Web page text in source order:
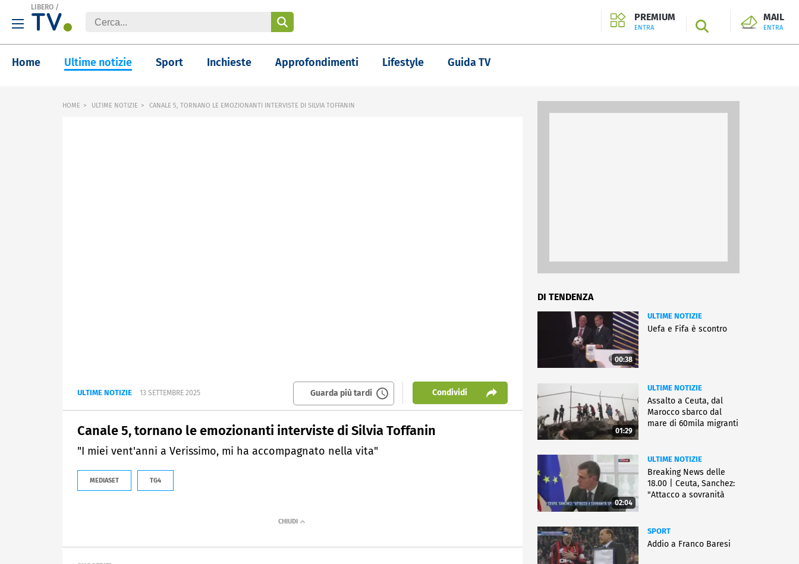
LIBERO /
PREMIUM
ENTRA SEARCH
MAIL
ENTRA
Home Ultime notizie Sport Inchieste Approfondimenti Lifestyle Guida TV
HOME ULTIME NOTIZIE CANALE 5, TORNANO LE EMOZIONANTI INTERVISTE DI SILVIA TOFFANIN
ULTIME NOTIZIE 13 SETTEMBRE 2025 Guarda più tardi Condividi
Canale 5, tornano le emozionanti interviste di Silvia Toffanin
"I miei vent'anni a Verissimo, mi ha accompagnato nella vita"
MEDIASET TG4
DI TENDENZA
00:38
ULTIME NOTIZIE
Uefa e Fifa è scontro
01:29
ULTIME NOTIZIE
Assalto a Ceuta, dal
Marocco sbarco dal
mare di 60mila migranti
02:04
ULTIME NOTIZIE
Breaking News delle
18.00 | Ceuta, Sanchez:
"Attacco a sovranità
SPORT
Addio a Franco Baresi